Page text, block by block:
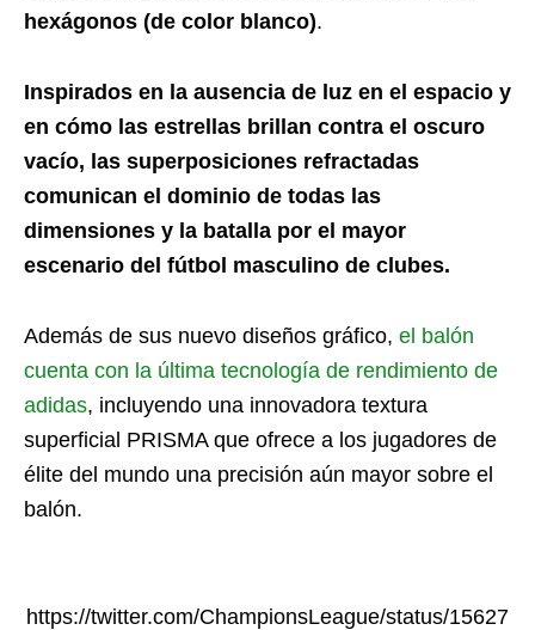
hexágonos (de color blanco).
Inspirados en la ausencia de luz en el espacio y
en cómo las estrellas brillan contra el oscuro
vacío, las superposiciones refractadas
comunican el dominio de todas las
dimensiones y la batalla por el mayor
escenario del fútbol masculino de clubes.
Además de sus nuevo diseños gráfico, el balón
cuenta con la última tecnología de rendimiento de
adidas, incluyendo una innovadora textura
superficial PRISMA que ofrece a los jugadores de
élite del mundo una precisión aún mayor sobre el
balón.
https://twitter.com/ChampionsLeague/status/15627